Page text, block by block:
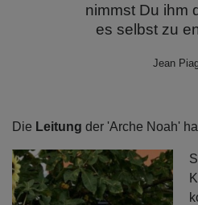
nimmst Du ihm
es selbst zu
Jean
Die Leitung der 'Arche Noah'